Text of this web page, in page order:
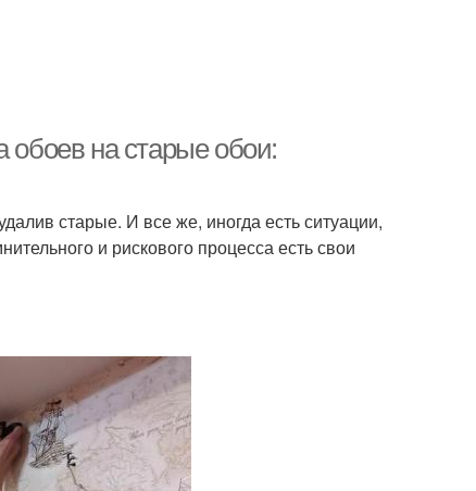
на старые обои:
старые. И все же, иногда есть ситуации,
и рискового процесса есть свои